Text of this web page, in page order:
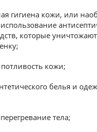
гигиена кожи, или
которые
кожи;
белья и
тела;